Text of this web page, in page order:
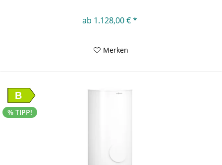
ab 1.128,00 € *
Merken
B
% TIPP!